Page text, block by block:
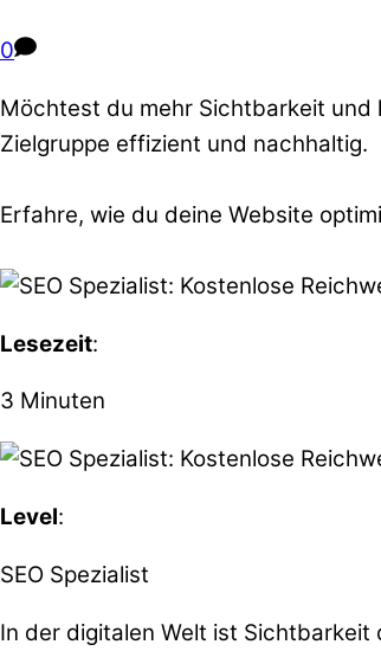
0
Möchtest du mehr Sichtbarkeit und
Zielgruppe effizient und nachhaltig.
Erfahre, wie du deine Website
Lesezeit:
3 Minuten
Level:
SEO Spezialist
In der digitalen Welt ist Sichtbarkeit